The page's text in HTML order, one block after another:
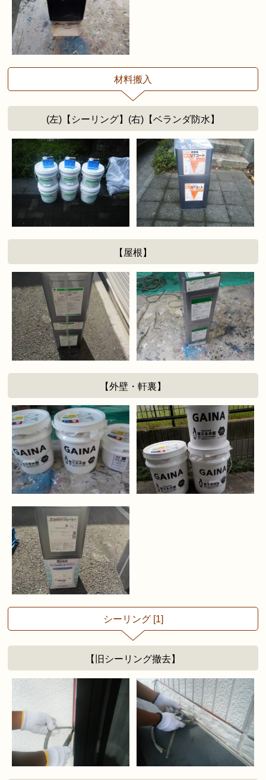
材料搬入
(左)【シーリング】(右)【ベランダ防水】
【屋根】
【外壁・軒裏】
シーリング [1]
【旧シーリング撤去】